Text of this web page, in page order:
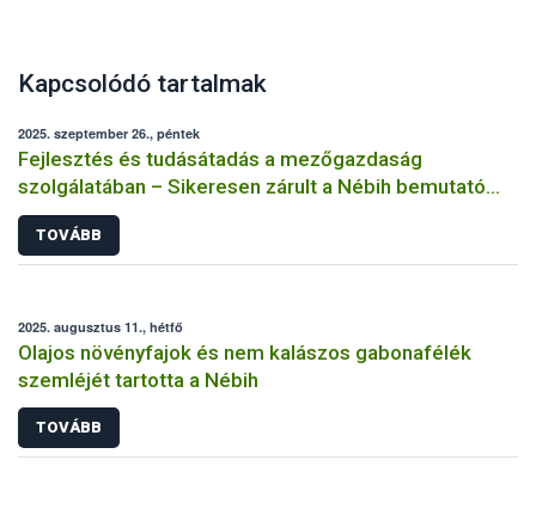
Kapcsolódó tartalmak
2025. szeptember 26., péntek
Fejlesztés és tudásátadás a mezőgazdaság
szolgálatában – Sikeresen zárult a Nébih bemutató
üzemi projektje
TOVÁBB
2025. augusztus 11., hétfő
Olajos növényfajok és nem kalászos gabonafélék
szemléjét tartotta a Nébih
TOVÁBB